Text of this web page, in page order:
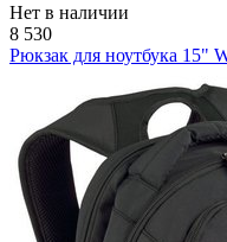
Нет в наличии
8 530
Рюкзак для ноутбука 15"